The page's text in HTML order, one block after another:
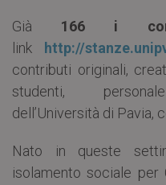
Già 166 i
link
http://
contributi originali,
studenti,
dell’Università di Pavia,
Nato in queste
isolamento sociale per